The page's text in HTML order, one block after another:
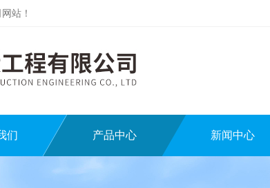
站！
们 产品中心 新闻中心